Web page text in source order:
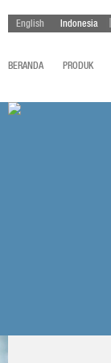
English Indonesia
BERANDA PRODUK